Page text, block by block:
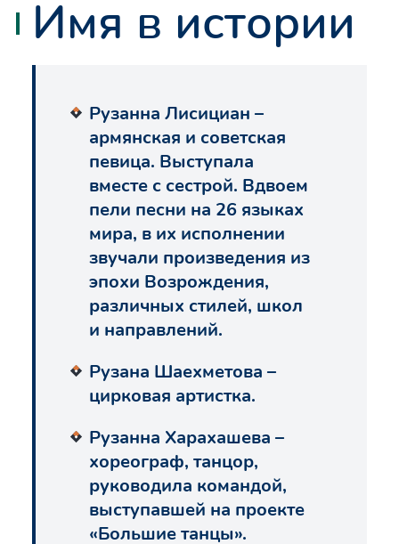
Имя в истории
Рузанна Лисициан –
армянская и советская
певица. Выступала
вместе с сестрой. Вдвоем
пели песни на 26 языках
мира, в их исполнении
звучали произведения из
эпохи Возрождения,
различных стилей, школ
и направлений.
Рузана Шаехметова –
цирковая артистка.
Рузанна Харахашева –
хореограф, танцор,
руководила командой,
выступавшей на проекте
«Большие танцы».